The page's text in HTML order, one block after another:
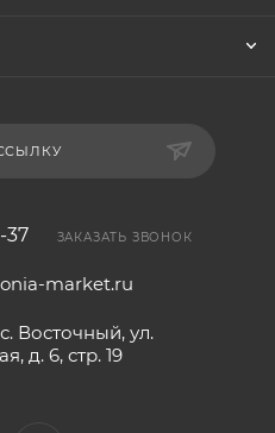
37 ЗАКАЗАТЬ ЗВОНОК
market.ru
Восточный, ул.
д. 6, стр. 19